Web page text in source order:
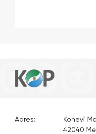
Adres:
Konevi
42040